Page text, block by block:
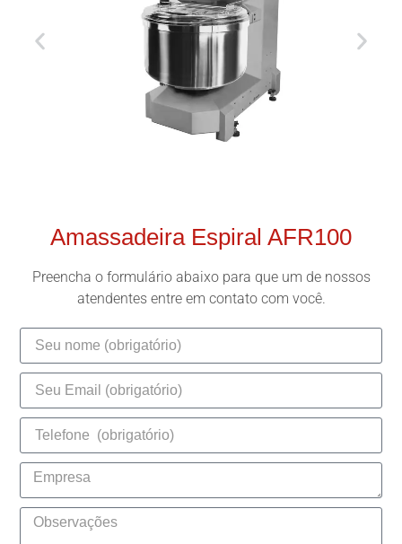
Amassadeira Espiral AFR100
Preencha o formulário abaixo para que um de nossos
atendentes entre em contato com você.